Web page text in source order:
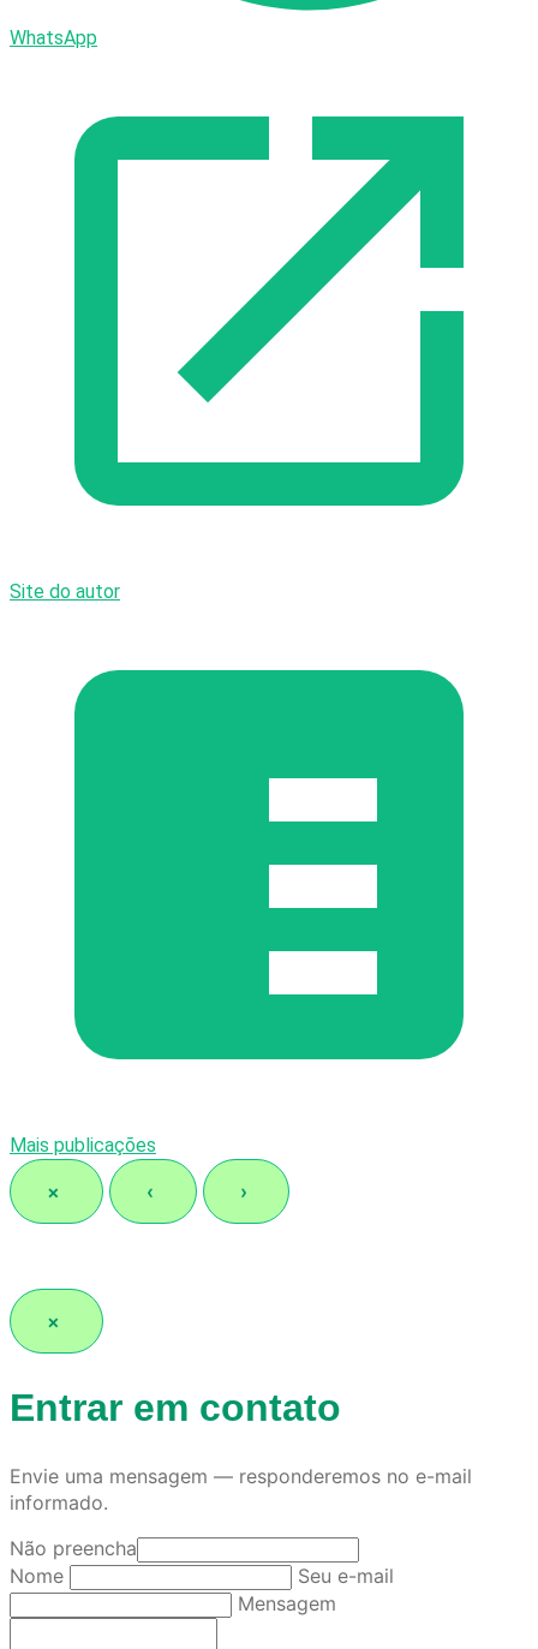
WhatsApp
Site do autor
Mais publicações
× ‹ ›
×
Entrar em contato
Envie uma mensagem — responderemos no e-mail
informado.
Não preencha
Nome
Seu e-mail
Mensagem